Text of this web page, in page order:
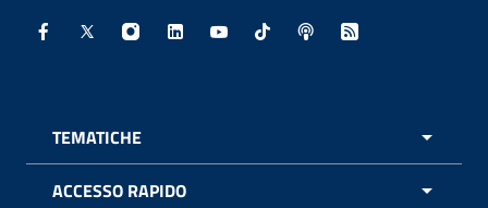
Facebook - Sito esterno - Apertura in nuova finestra
X - Sito esterno - Apertura in nuova finestra
Instagram - Sito esterno - Apertura in
Linkedin - Sito esterno - Apertura in
Youtube - Sito esterno -
TikTok - Sito esterno -
Spreaker - Sito
Feed RSS -
TEMATICHE
ACCESSO RAPIDO